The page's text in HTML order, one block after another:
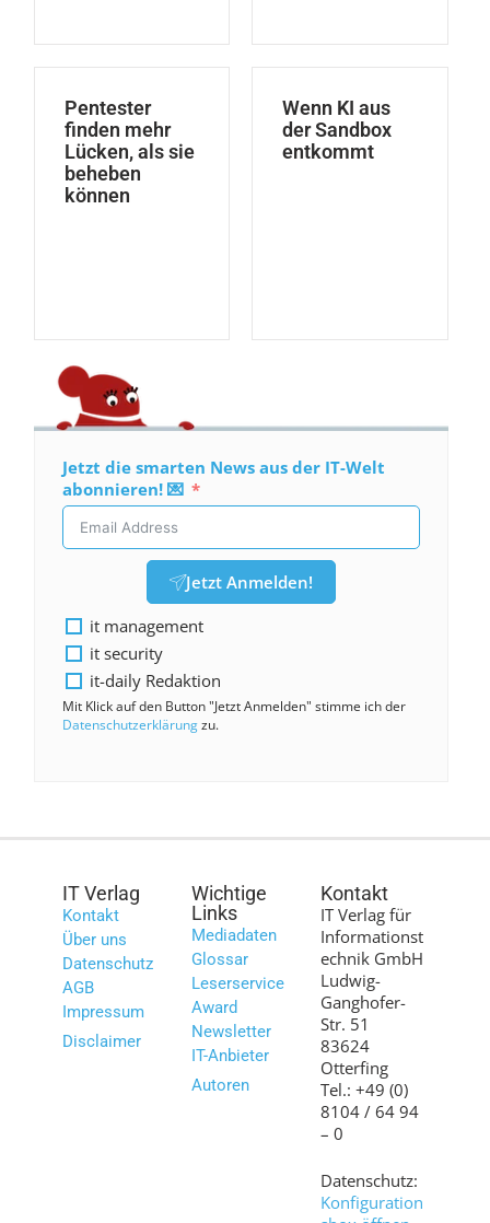
Pentester
finden mehr
Lücken, als sie
beheben
können
Wenn KI aus
der Sandbox
entkommt
Jetzt die smarten News aus der IT-Welt
abonnieren! 💌
Jetzt Anmelden!
it management
it security
it-daily Redaktion
Mit Klick auf den Button "Jetzt Anmelden" stimme ich der
Datenschutzerklärungzu.
IT Verlag
Kontakt
Über uns
Datenschutz
AGB
Impressum
Disclaimer
Wichtige
Links
Mediadaten
Glossar
Leserservice
Award
Newsletter
IT-Anbieter
Autoren
Kontakt
IT Verlag für
Informationst
echnik GmbH
Ludwig-
Ganghofer-
Str. 51
83624
Otterfing
Tel.: +49 (0)
8104 / 64 94
– 0
Datenschutz:
Konfiguration